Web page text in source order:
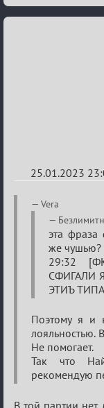
25.01.2023
Re:
Обсуждение
«Justice»
Vera
эта фраза
же чушью?
29:32
СФИГАЛИ
ЭТИЪ
Поэтому я и
лояльностью.
Не помогает.
Так что
рекомендую
В той партии нет